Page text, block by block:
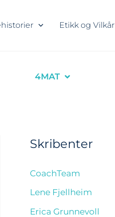
Etikk og Vilkår
4MAT
Skribenter
CoachTeam
Lene Fjellheim
Erica Grunnevoll